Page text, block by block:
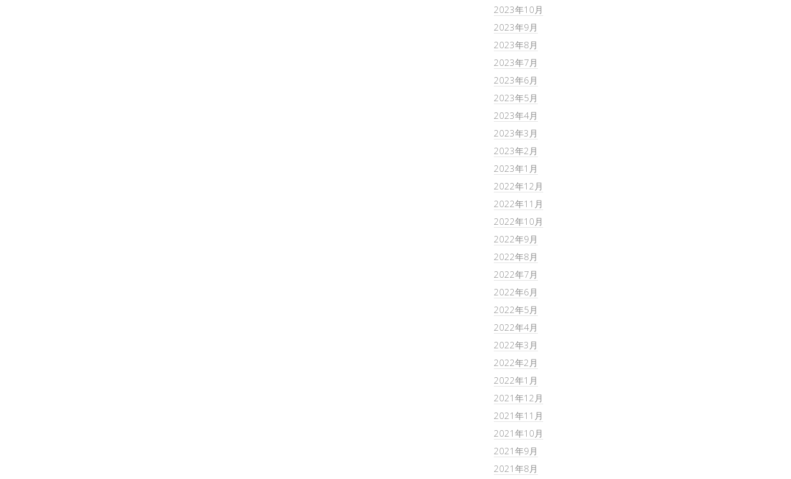
2023年10月
2023年9月
2023年8月
2023年7月
2023年6月
2023年5月
2023年4月
2023年3月
2023年2月
2023年1月
2022年12月
2022年11月
2022年10月
2022年9月
2022年8月
2022年7月
2022年6月
2022年5月
2022年4月
2022年3月
2022年2月
2022年1月
2021年12月
2021年11月
2021年10月
2021年9月
2021年8月